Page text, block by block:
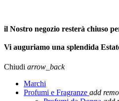
il Nostro negozio resterà chiuso
Vi auguriamo una splendida
Chiudi arrow_back
Marchi
Profumi e Fragranze add